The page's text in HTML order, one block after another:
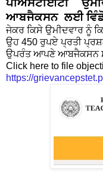
ਪੀਐਸਟੀਈਟੀ
ਆਬਜੈਕਸਨ ਲਈ ਵਿੰਡੋ
ਜੇਕਰ ਕਿਸੇ ਉਮੀਦਵਾਰ ਨੂੰ
ਉਹ 450 ਰੁਪਏ ਪ੍ਰਤੀ
ਉਪਰੰਤ ਆਪਣੇ ਆਬਜੈਕਸਨ
Click here to file
https://